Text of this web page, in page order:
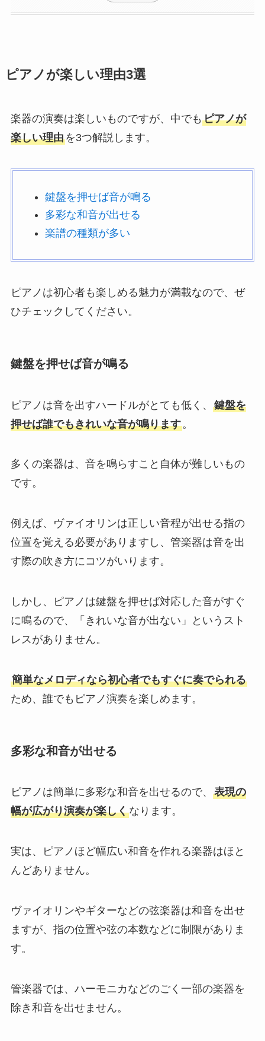
ピアノが楽しい理由3選
楽器の演奏は楽しいものですが、中でも ピアノが
楽しい理由を3つ解説します。
鍵盤を押せば音が鳴る
多彩な和音が出せる
楽譜の種類が多い
ピアノは初心者も楽しめる魅力が満載なので、ぜ
ひチェックしてください。
鍵盤を押せば音が鳴る
ピアノは音を出すハードルがとても低く、 鍵盤を
押せば誰でもきれいな音が鳴ります。
多くの楽器は、音を鳴らすこと自体が難しいもの
です。
例えば、ヴァイオリンは正しい音程が出せる指の
位置を覚える必要がありますし、管楽器は音を出
す際の吹き方にコツがいります。
しかし、ピアノは鍵盤を押せば対応した音がすぐ
に鳴るので、「きれいな音が出ない」というスト
レスがありません。
簡単なメロディなら初心者でもすぐに奏でられる
ため、誰でもピアノ演奏を楽しめます。
多彩な和音が出せる
ピアノは簡単に多彩な和音を出せるので、 表現の
幅が広がり演奏が楽しくなります。
実は、ピアノほど幅広い和音を作れる楽器はほと
んどありません。
ヴァイオリンやギターなどの弦楽器は和音を出せ
ますが、指の位置や弦の本数などに制限がありま
す。
管楽器では、ハーモニカなどのごく一部の楽器を
除き和音を出せません。